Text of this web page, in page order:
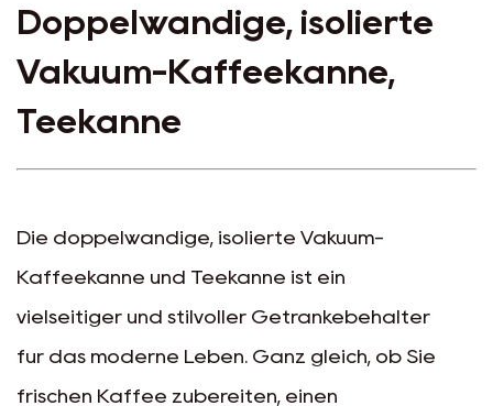
Doppelwandige, isolierte
Vakuum-Kaffeekanne,
Teekanne
Die doppelwandige, isolierte Vakuum-
Kaffeekanne und Teekanne ist ein
vielseitiger und stilvoller Getränkebehälter
für das moderne Leben. Ganz gleich, ob Sie
frischen Kaffee zubereiten, einen